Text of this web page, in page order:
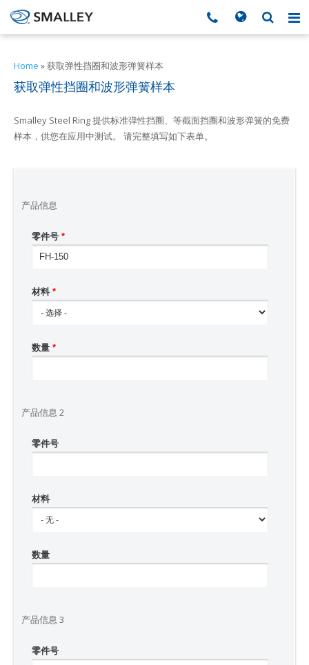
Search form
搜索
Home »获取弹性挡圈和波形弹簧样本
获取弹性挡圈和波形弹簧样本
Smalley Steel Ring 提供标准弹性挡圈、等截面挡圈和波形弹簧的免费
样本，供您在应用中测试。 请完整填写如下表单。
产品信息
零件号 *
材料 *
数量 *
产品信息 2
零件号
材料
数量
产品信息 3
零件号